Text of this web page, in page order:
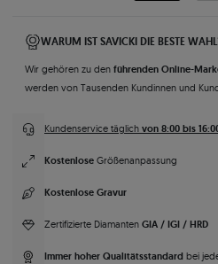
WARUM IST SAVICKI DIE BESTE
Wir gehören zu den führenden Online-
werden von Tausenden Kundinnen und
Kundenservice täglich von 8:00 bis
Kostenlose Größenanpassung
Kostenlose Gravur
Zertifizierte Diamanten GIA / IGI / HRD
Immer hoher Qualitätsstandard bei